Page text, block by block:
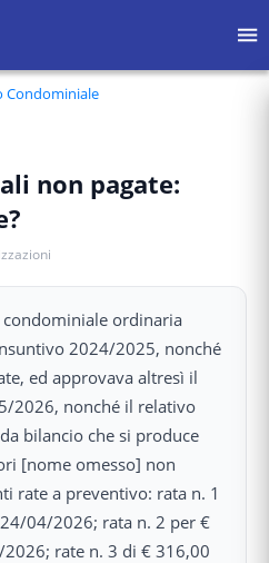
Condominiale
non pagate:
ordinaria
2024/2025, nonché
ed approvava altresì il
2026, nonché il relativo
bilancio che si produce
[nome omesso] non
rate a preventivo: rata n. 1
04/2026; rata n. 2 per €
rate n. 3 di € 316,00